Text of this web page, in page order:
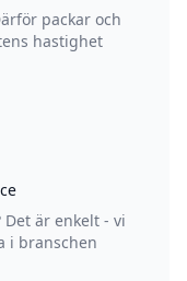
packar och
hastighet
är enkelt - vi
i branschen